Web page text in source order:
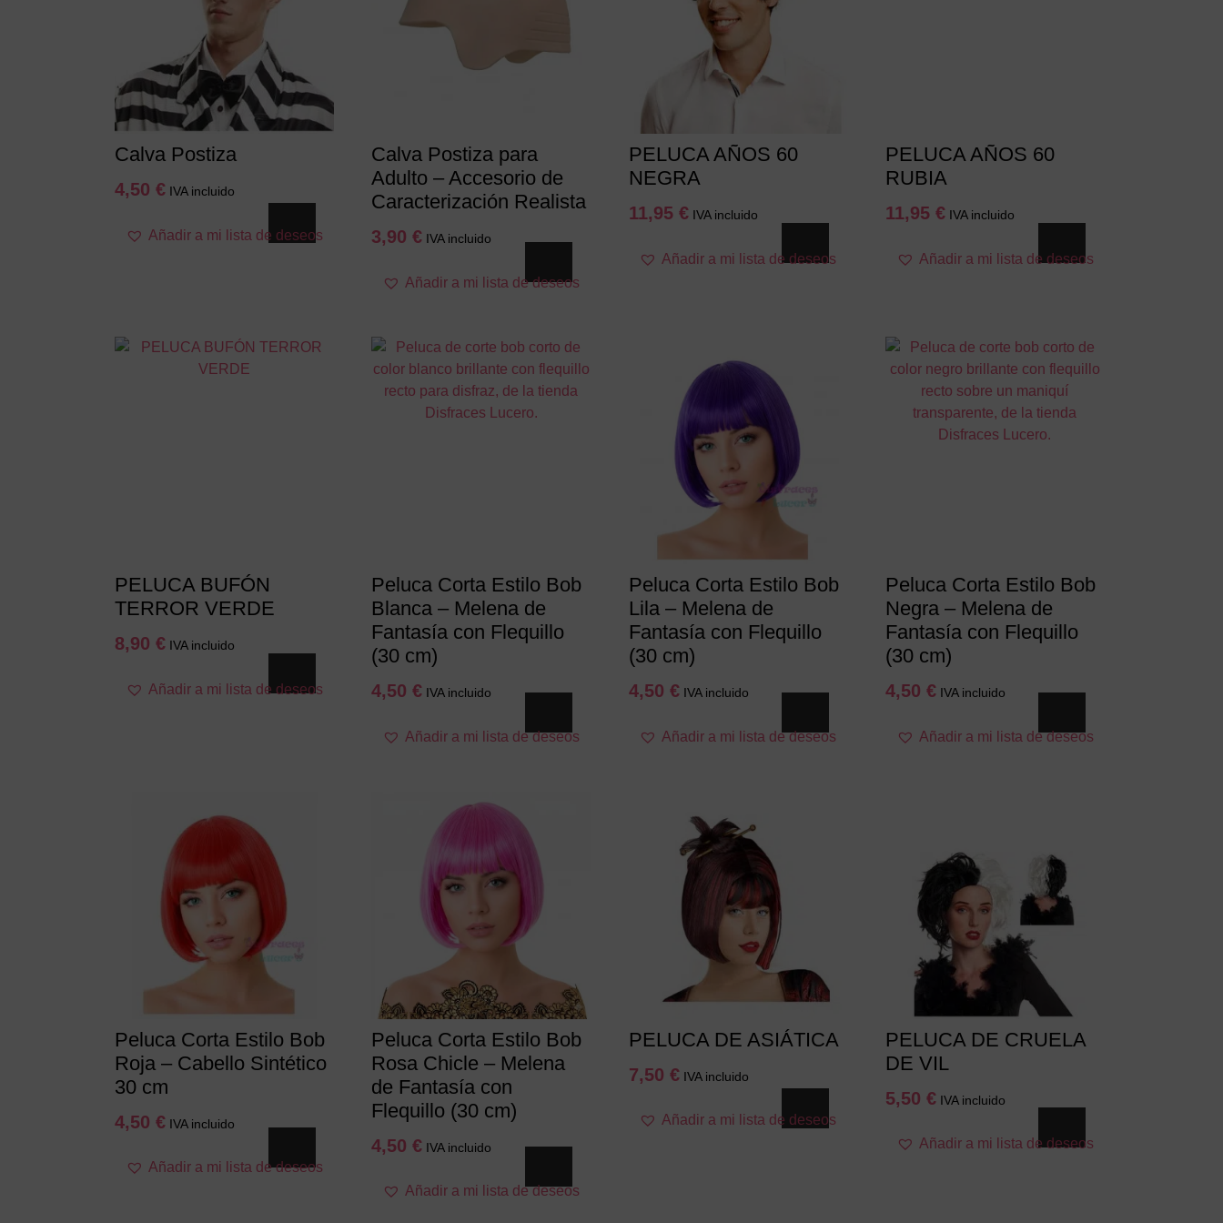
Calva Postiza
4,50 € IVA incluido
Añadir a mi lista de deseos
Calva Postiza para
Adulto – Accesorio de
Caracterización Realista
3,90€ IVA incluido
Añadir a mi lista de deseos
PELUCA AÑOS 60
NEGRA
11,95 € IVA incluido
Añadir a mi lista de deseos
PELUCA AÑOS 60
RUBIA
11,95 € IVA incluido
Añadir a mi lista de deseos
PELUCA BUFÓN
TERROR VERDE
8,90 € IVA incluido
Añadir a mi lista de deseos
Peluca Corta Estilo Bob
Blanca – Melena de
Fantasía con Flequillo
(30 cm)
4,50€ IVA incluido
Añadir a mi lista de deseos
Peluca Corta Estilo Bob
Lila – Melena de
Fantasía con Flequillo
(30 cm)
4,50 € IVA incluido
Añadir a mi lista de deseos
Peluca Corta Estilo Bob
Negra – Melena de
Fantasía con Flequillo
(30 cm)
4,50 € IVA incluido
Añadir a mi lista de deseos
Peluca Corta Estilo Bob
Roja – Cabello Sintético
30 cm
4,50 € IVA incluido
Añadir a mi lista de deseos
Peluca Corta Estilo Bob
Rosa Chicle – Melena
de Fantasía con
Flequillo (30 cm)
4,50€ IVA incluido
Añadir a mi lista de deseos
PELUCA DE ASIÁTICA
7,50 € IVA incluido
Añadir a mi lista de deseos
PELUCA DE CRUELA
DE VIL
5,50 € IVA incluido
Añadir a mi lista de deseos